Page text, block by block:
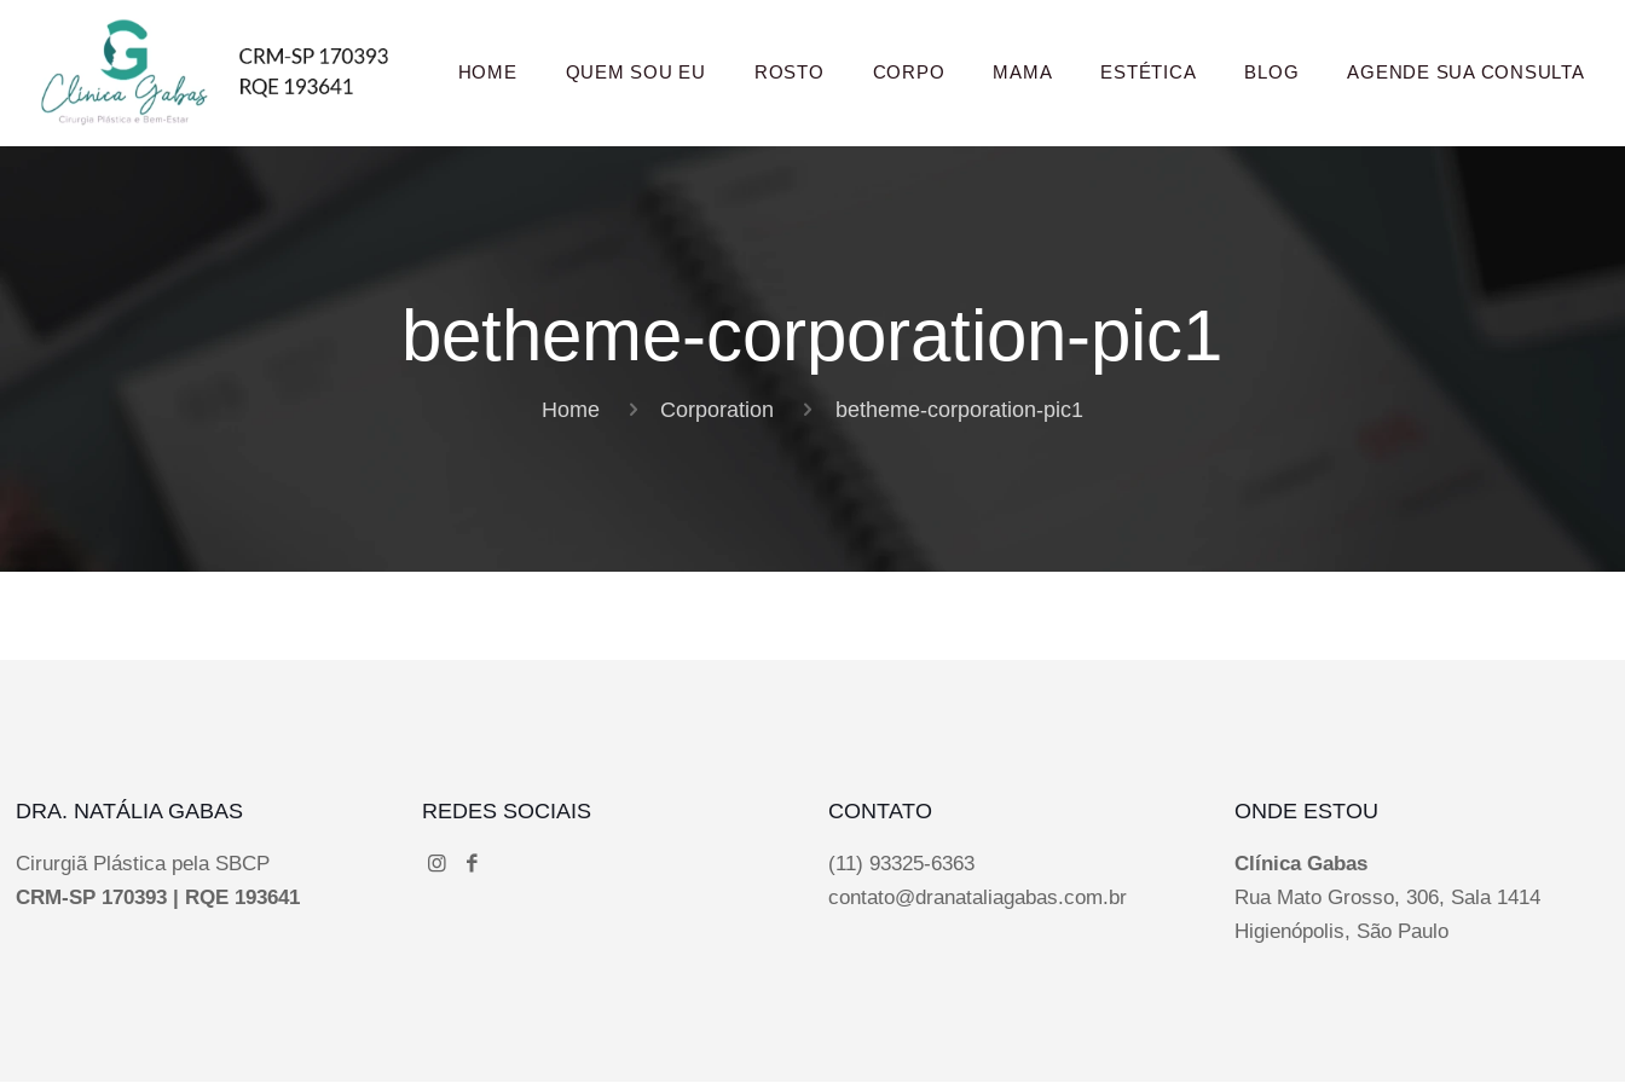
HOME QUEM SOU EU ROSTO CORPO MAMA ESTÉTICA BLOG AGENDE SUA CONSULTA
betheme-corporation-pic1
Home Corporation betheme-corporation-pic1
DRA. NATÁLIA GABAS
Cirurgiã Plástica pela SBCP
CRM-SP 170393 | RQE 193641
REDES SOCIAIS CONTATO
(11) 93325-6363
contato@dranataliagabas.com.br
ONDE ESTOU
Clínica Gabas
Rua Mato Grosso, 306, Sala 1414
Higienópolis, São Paulo